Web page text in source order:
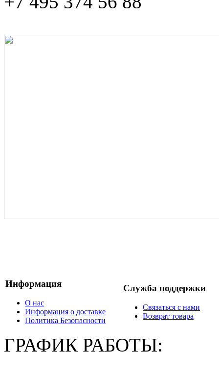
Информация
О нас
Информация о доставке
Политика Безопасности
Служба поддержки
Связаться с нами
Возврат товара
ГРАФИК РАБОТЫ: